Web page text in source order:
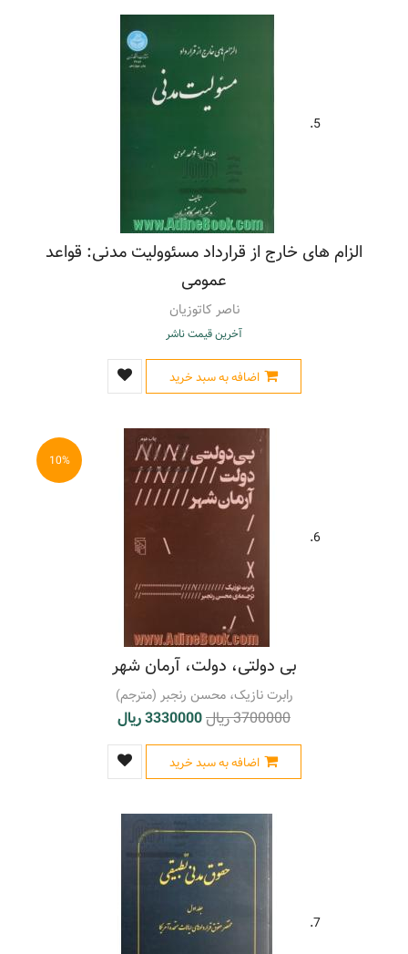
5.
الزام های خارج از قرارداد مسئوولیت مدنی: قواعد
عمومی
ناصر کاتوزیان
آخرین قیمت ناشر
اضافه به سبد خرید
10%
6.
بی دولتی، دولت، آرمان شهر
رابرت نازیک، محسن رنجبر (مترجم)
3700000 ریال 3330000 ریال
اضافه به سبد خرید
7.